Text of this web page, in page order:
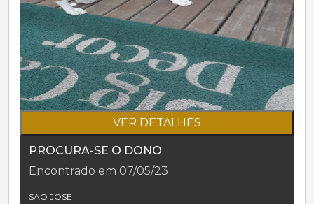
VER DETALHES
PROCURA-SE O DONO
Encontrado em 07/05/23
SAO JOSE